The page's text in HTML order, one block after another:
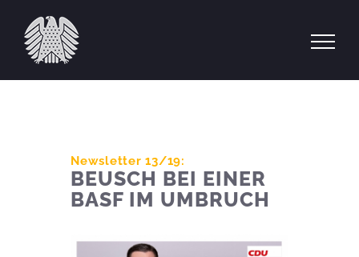
Inhalt
springen
Newsletter 13/19:
BEUSCH BEI EINER
BASF IM UMBRUCH